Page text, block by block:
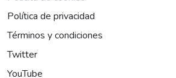
Política de privacidad
Términos y condiciones
Twitter
YouTube